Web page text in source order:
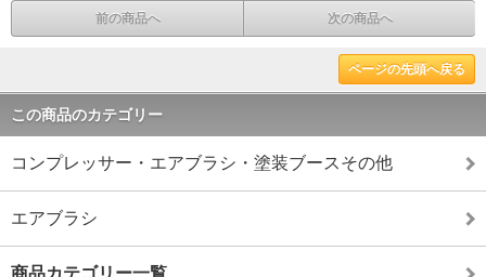
前の商品へ 次の商品へ
ページの先頭へ戻る
この商品のカテゴリー
コンプレッサー・エアブラシ・塗装ブースその他
エアブラシ
商品カテゴリー一覧